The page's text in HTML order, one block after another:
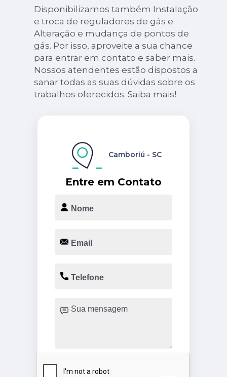
Disponibilizamos também Instalação
e troca de reguladores de gás e
Alteração e mudança de pontos de
gás. Por isso, aproveite a sua chance
para entrar em contato e saber mais.
Nossos atendentes estão dispostos a
sanar todas as suas dúvidas sobre os
trabalhos oferecidos. Saiba mais!
Entre em Contato
Camboriú - SC